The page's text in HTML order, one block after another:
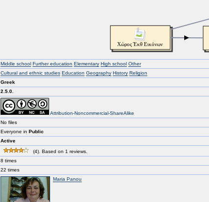
Middle school Further education Elementary High school Other
Cultural and ethnic studies Education Geography History Religion
Greek
2.5.0.
Attribution-Noncommercial-ShareAlike
No files
Everyone in Public
Active
(4). Based on 1 reviews.
8 times
22 times
Maria Panou